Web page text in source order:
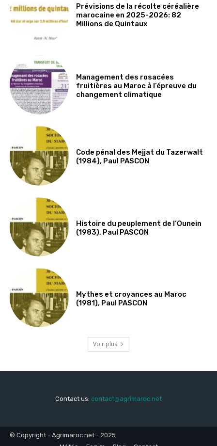
Prévisions de la récolte céréalière
marocaine en 2025-2026: 82
Millions de Quintaux
Management des rosacées
fruitières au Maroc à l’épreuve du
changement climatique
Code pénal des Mejjat du Tazerwalt
(1984), Paul PASCON
Histoire du peuplement de l’Ounein
(1983), Paul PASCON
Mythes et croyances au Maroc
(1981), Paul PASCON
Voir plus
Contact us: contact@agrimaroc.net
© Copyright - Agrimaroc.net - 2025